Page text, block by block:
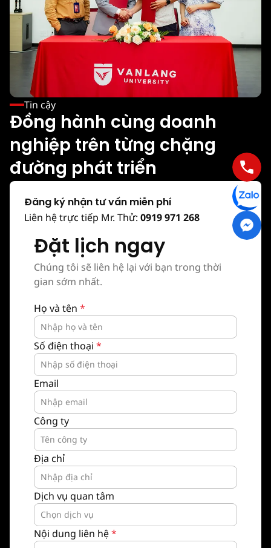
Tin cậy
Đồng hành cùng doanh
nghiệp trên từng chặng
đường phát triển
Đăng ký nhận tư vấn miễn phí
Liên hệ trực tiếp Mr. Thử: 0919 971 268
Đặt lịch ngay
Chúng tôi sẽ liên hệ lại với bạn trong thời
gian sớm nhất.
Họ và tên *
Số điện thoại *
Email
Công ty
Địa chỉ
Dịch vụ quan tâm
Nội dung liên hệ*